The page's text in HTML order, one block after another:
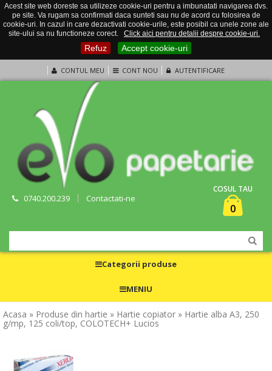
Acest site web doreste sa utilizeze cookie-uri pentru a imbunatati navigarea dvs.
pe site. Va rugam sa confirmati daca sunteti sau nu de acord cu folosirea de
cookie-uri. In cazul in care dezactivati cookie-urile, este posibil ca unele zone ale
site-ului sa nu functioneze corect.
Click aici pentru detalii despre cookie-uri.
Refuz Accept cookie-uri
CONTUL MEU CONT NOU AUTENTIFICARE
0740.200.239 Contactati-ne
COSUL TAU
0
Categorii produse
MENIU
Acasa » Produse din hartie » Hartie copiator » Hartie alba A3, 250
g/mp, 125 coli/top, COLOTECH+ Lucios